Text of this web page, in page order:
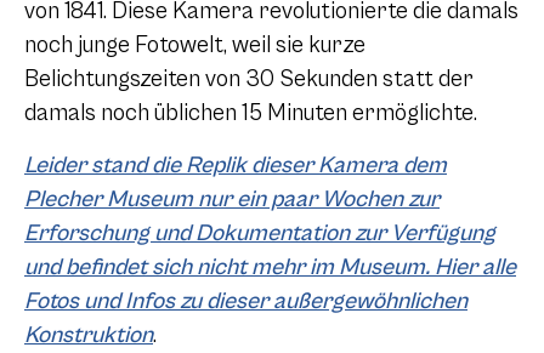
von 1841. Diese Kamera revolutionierte die damals
noch junge Fotowelt, weil sie kurze
Belichtungszeiten von 30 Sekunden statt der
damals noch üblichen 15 Minuten ermöglichte.
Leider stand die Replik dieser Kamera dem
Plecher Museum nur ein paar Wochen zur
Erforschung und Dokumentation zur Verfügung
und befindet sich nicht mehr im Museum. Hier alle
Fotos und Infos zu dieser außergewöhnlichen
Konstruktion.